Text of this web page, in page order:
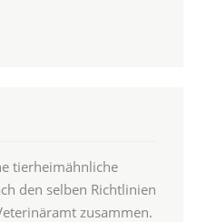
tierheimähnliche
den selben Richtlinien
zusammen.